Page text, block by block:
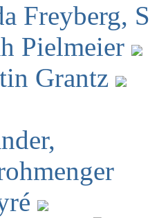
Freyberg,
Pielmeier
Grantz